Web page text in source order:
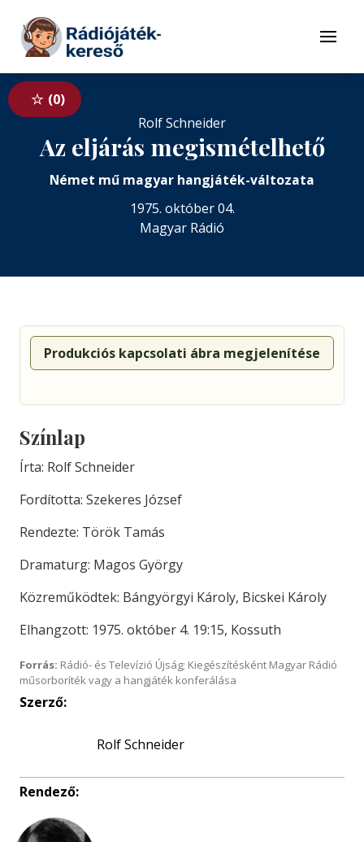
Tovább a tartalomhoz
Menü
0
Rolf Schneider
Az eljárás megismételhető
Német mű magyar hangjáték-változata
1975. október 04.
Magyar Rádió
Produkciós kapcsolati ábra megjelenítése
Színlap
Írta: Rolf Schneider
Fordította: Szekeres József
Rendezte: Török Tamás
Dramaturg: Magos György
Közreműködtek: Bángyörgyi Károly, Bicskei Károly
Elhangzott: 1975. október 4. 19:15, Kossuth
Forrás: Rádió- és Televízió Újság; Kiegészítésként Magyar Rádió
műsorboríték vagy a hangjáték konferálása
Szerző:
Rolf Schneider
Rendező: